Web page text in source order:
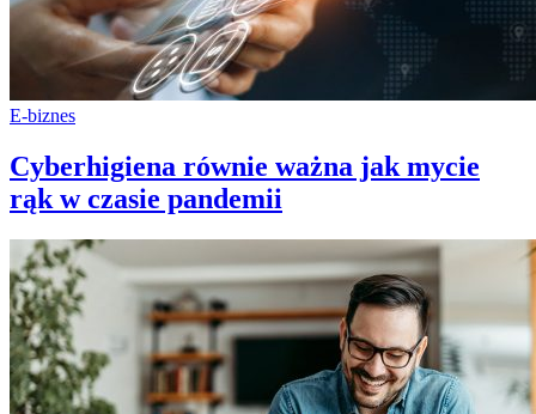
E-biznes
Cyberhigiena równie ważna jak mycie
rąk w czasie pandemii